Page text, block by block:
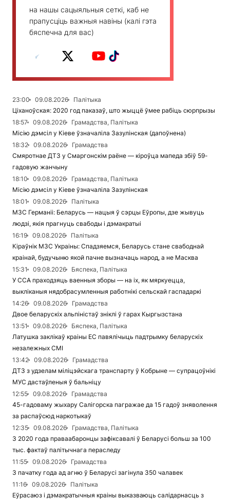
на нашы сацыяльныя сеткі, каб не
прапусціць важныя навіны (калі гэта
бяспечна для вас)
23:00 09.08.2026
Палітыка
Ціханоўская: 2020 год паказаў, што жыццё ўмее рабіць сюрпрызы
18:57
09.08.2026
Грамадства, Палітыка
Місію дэмсіл у Кіеве ўзначаліла Зазулінская (дапоўнена)
18:32
09.08.2026
Грамадства
Смяротнае ДТЗ у Смаргонскім раёне — кіроўца мапеда збіў 59-
гадовую жанчыну
18:10
09.08.2026
Грамадства, Палітыка
Місію дэмсіл у Кіеве ўзначаліла Зазулінская
18:01
09.08.2026
Палітыка
МЗС Германіі: Беларусь — нацыя ў сэрцы Еўропы, дзе жывуць
людзі, якія прагнуць свабоды і дэмакратыі
16:19
09.08.2026
Палітыка
Кіраўнік МЗС Украіны: Спадзяемся, Беларусь стане свабоднай
краінай, будучыню якой пачне вызначаць народ, а не Масква
15:31
09.08.2026
Бяспека, Палітыка
У ССА праходзяць ваенныя зборы — на іх, як мяркуецца,
выкліканыя нядобрасумленныя работнікі сельскай гаспадаркі
14:26
09.08.2026
Грамадства
Двое беларускіх альпіністаў зніклі ў гарах Кыргызстана
13:51
09.08.2026
Бяспека, Палітыка
Латушка заклікаў краіны ЕС павялічыць падтрымку беларускіх
незалежных СМІ
13:42
09.08.2026
Грамадства
ДТЗ з удзелам міліцэйскага транспарту ў Кобрыне — супрацоўнікі
МУС дастаўленыя ў бальніцу
12:55
09.08.2026
Грамадства
45-гадоваму жыхару Салігорска пагражае да 15 гадоў зняволення
за распаўсюд наркотыкаў
12:35
09.08.2026
Грамадства, Палітыка
З 2020 года праваабаронцы зафіксавалі ў Беларусі больш за 100
тыс. фактаў палітычнага пераследу
11:55
09.08.2026
Грамадства
З пачатку года ад агню ў Беларусі загінула 350 чалавек
11:16
09.08.2026
Палітыка
Еўрасаюз і дэмакратычныя краіны выказваюць салідарнасць з